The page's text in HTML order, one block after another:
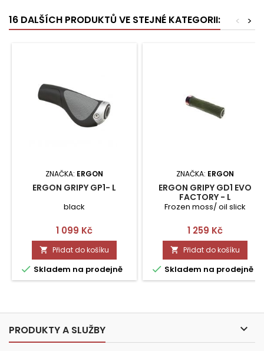
16 DALŠÍCH PRODUKTŮ VE STEJNÉ KATEGORII: >
<
ZNAČKA: ERGON
ERGON GRIPY GP1- L
black
Cena
1 099 Kč
 Přidat do košíku
 Skladem na prodejně
ZNAČKA: ERGON
ERGON GRIPY GD1 EVO
FACTORY - L
Frozen moss/ oil slick
Cena
1 259 Kč
 Přidat do košíku
 Skladem na prodejně
PRODUKTY A SLUŽBY 